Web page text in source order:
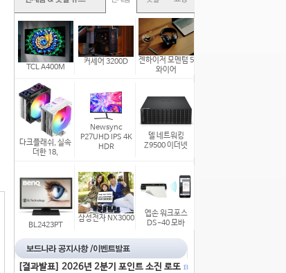
TCL A400M
커세어 3200D
젠하이저 모멘텀 5
와이어
다크플래쉬, 실속
더한 18,
Newsync
P27UHD IPS 4K
HDR
델 네트워킹
Z9500 이더넷
BL2423PT
삼성전자 NX3000
엡손 워크포스
DS-40 모바
[결과발표] 2026년 2분기 포인트 소진 로또 13